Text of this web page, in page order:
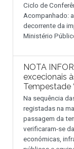
Ciclo de
Acompanhado:
decorrente da
Ministério
NOTA
excecionais
Tempestade
Na sequência
registadas na
passagem da
verificaram-se
económicas,